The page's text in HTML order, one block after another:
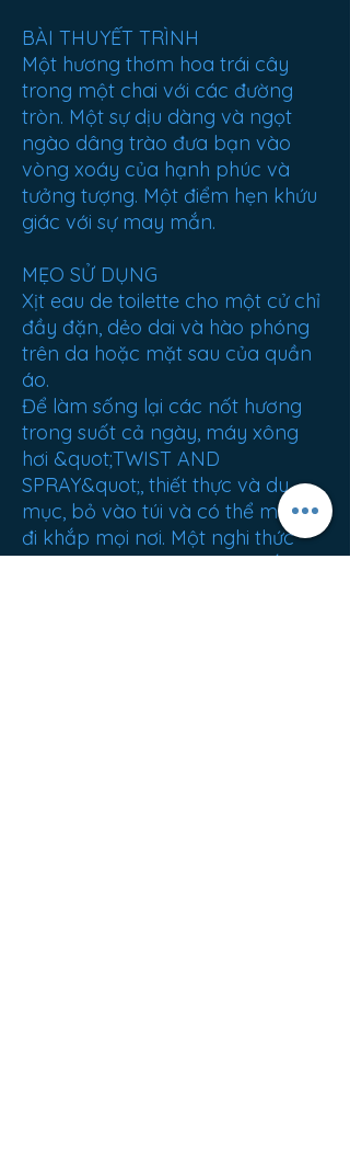
BÀI THUYẾT TRÌNH
Một hương thơm hoa trái cây
trong một chai với các đường
tròn. Một sự dịu dàng và ngọt
ngào dâng trào đưa bạn vào
vòng xoáy của hạnh phúc và
tưởng tượng. Một điểm hẹn khứu
giác với sự may mắn.
MẸO SỬ DỤNG
Xịt eau de toilette cho một cử chỉ
đầy đặn, dẻo dai và hào phóng
trên da hoặc mặt sau của quần
áo.
Để làm sống lại các nốt hương
trong suốt cả ngày, máy xông
hơi &quot;TWIST AND
SPRAY&quot;, thiết thực và du
mục, bỏ vào túi và có thể mang
đi khắp mọi nơi. Một nghi thức
thơm hoàn chỉnh cho việc tắm